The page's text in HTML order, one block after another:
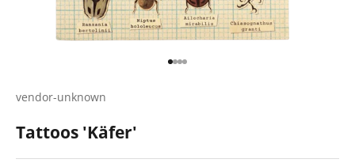
Gehe zu Element 1
Gehe zu Element 2
Gehe zu Element 3
Gehe zu Element 4
vendor-unknown
Tattoos 'Käfer'